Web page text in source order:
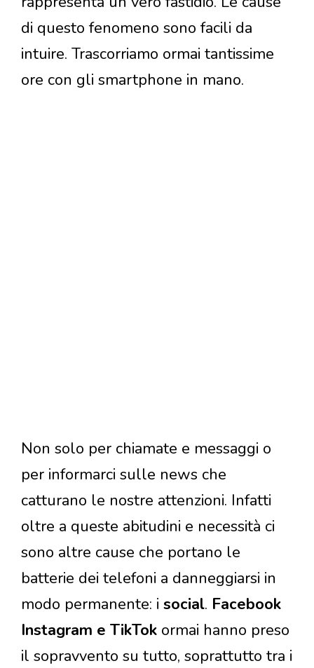
di questo fenomeno sono facili da
intuire. Trascorriamo ormai tantissime
ore con gli smartphone in mano.
Non solo per chiamate e messaggi o
per informarci sulle news che
catturano le nostre attenzioni. Infatti
oltre a queste abitudini e necessità ci
sono altre cause che portano le
batterie dei telefoni a danneggiarsi in
modo permanente: i social. Facebook
Instagram e TikTok ormai hanno preso
il sopravvento su tutto, soprattutto tra i